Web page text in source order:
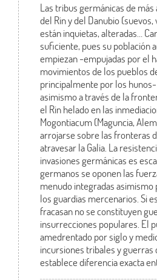
Las tribus germánicas de
del Rin y del Danubio (suevos,
están inquietas, alteradas…
suficiente, pues su población
empiezan -empujadas por el
movimientos de los pueblos
principalmente por los
asimismo a través de la
el Rin helado en las
Mogontiacum (Maguncia,
arrojarse sobre las fronteras
atravesar la Galia. La
invasiones germánicas es
germanos se oponen las
menudo integradas
los guardias mercenarios. Si
fracasan no se constituyen
insurrecciones populares. El
amedrentado por siglo y
incursiones tribales y guerras
establece diferencia exacta